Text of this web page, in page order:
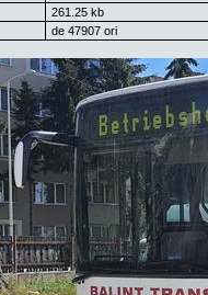
261.25 kb
de 47907 ori